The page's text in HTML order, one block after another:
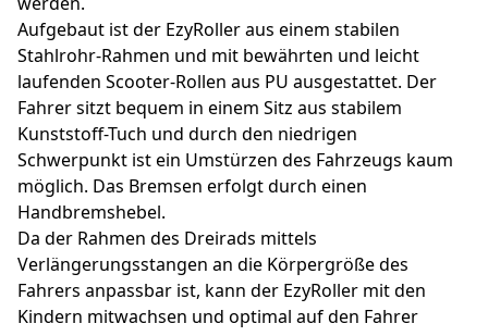
Aufgebaut ist der EzyRoller aus einem stabilen
Stahlrohr-Rahmen und mit bewährten und leicht
laufenden Scooter-Rollen aus PU ausgestattet. Der
Fahrer sitzt bequem in einem Sitz aus stabilem
Kunststoff-Tuch und durch den niedrigen
Schwerpunkt ist ein Umstürzen des Fahrzeugs kaum
möglich. Das Bremsen erfolgt durch einen
Handbremshebel.
Da der Rahmen des Dreirads mittels
Verlängerungsstangen an die Körpergröße des
Fahrers anpassbar ist, kann der EzyRoller mit den
Kindern mitwachsen und optimal auf den Fahrer